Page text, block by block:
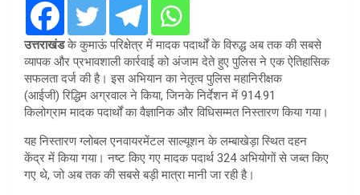
उत्तराखंडके कुमाऊं परिक्षेत्र में मादक पदार्थों के विरुद्ध अब तक की सबसे
व्यापक और प्रभावशाली कार्रवाई को अंजाम देते हुए पुलिस ने एक ऐतिहासिक
सफलता दर्ज की है। इस अभियान का नेतृत्व पुलिस महानिरीक्षक
(आईजी) रिद्धिम अग्रवाल ने किया, जिनके निर्देशन में 914.91
किलोग्राम मादक पदार्थों का वैज्ञानिक और विधिसम्मत निस्तारण किया गया।
यह निस्तारण ग्लोबल एनवायरमेंटल साल्यूशन के लम्बाखेड़ा स्थित दहन
केंद्र में किया गया। नष्ट किए गए मादक पदार्थ 324 अभियोगों से जब्त किए
गए थे, जो अब तक की सबसे बड़ी मात्रा मानी जा रही है।